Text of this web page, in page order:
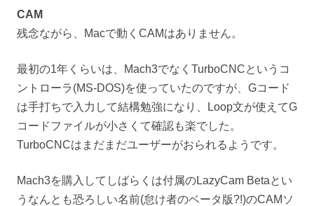
CAM
残念ながら、Macで動くCAMはありません。
最初の1年くらいは、Mach3でなくTurboCNCというコ
ントローラ(MS-DOS)を使っていたのですが、Gコード
は手打ちで入力して結構勉強になり、Loop文が使えてG
コードファイルが小さくて確認も楽でした。
TurboCNCはまだまだユーザーがおられるようです。
Mach3を購入してしばらくは付属のLazyCam Betaとい
うなんとも恐ろしい名前(怠け者のベータ版?!)のCAMソ